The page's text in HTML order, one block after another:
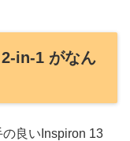
in-1 がなん
良いInspiron 13